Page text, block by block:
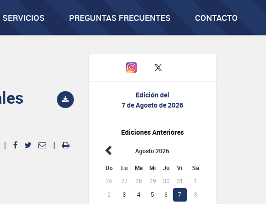
PREGUNTAS FRECUENTES CONTACTO
Edición del
7 de Agosto de 2026
Ediciones Anteriores
Agosto 2026
Do Lu Ma Mi Ju Vi Sa
26 27 28 29 30 31
1
2
3 4 5 6 7
8
| |